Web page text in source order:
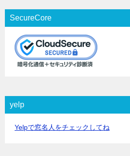
SecureCore
yelp
Yelpで窓名人をチェックしてね